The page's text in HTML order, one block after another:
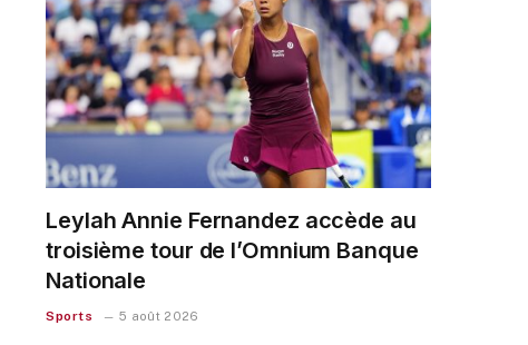
Leylah Annie Fernandez accède au
troisième tour de l’Omnium Banque
Nationale
Sports 5 août 2026